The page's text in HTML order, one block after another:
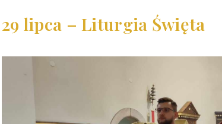
29 lipca – Liturgia Święta